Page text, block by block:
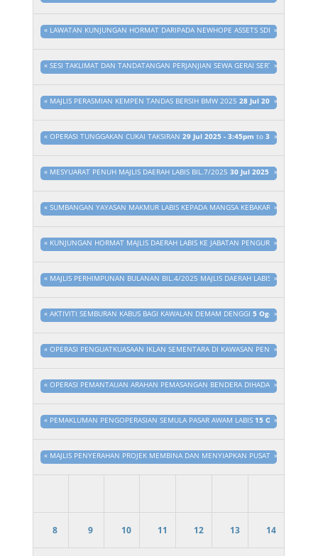
« LAWATAN KUNJUNGAN HORMAT DARIPADA NEWHOPE ASSETS SDN. BHD. KE
»
« SESI TAKLIMAT DAN TANDATANGAN PERJANJIAN SEWA GERAI SERTA
»
« MAJLIS PERASMIAN KEMPEN TANDAS BERSIH BMW 202528 Jul 2025 - 3:45pm
»
« OPERASI TUNGGAKAN CUKAI TAKSIRAN29 Jul 2025 - 3:45pm to31 Dis 2025 -
»
« MESYUARAT PENUH MAJLIS DAERAH LABIS BIL.7/202530 Jul 2025 - 3:45pm
»
« SUMBANGAN YAYASAN MAKMUR LABIS KEPADA MANGSA KEBAKARAN
»
« KUNJUNGAN HORMAT MAJLIS DAERAH LABIS KE JABATAN PENGURUSAN SISA
»
« MAJLIS PERHIMPUNAN BULANAN BIL.4/2025 MAJLIS DAERAH LABIS 4 Ogo 2025
»
« AKTIVITI SEMBURAN KABUS BAGI KAWALAN DEMAM DENGGI5 Ogo 2025 -
»
« OPERASI PENGUATKUASAAN IKLAN SEMENTARA DI KAWASAN PENTADBIRAN
»
« OPERASI PEMANTAUAN ARAHAN PEMASANGAN BENDERA DIHADAPAN
»
« PEMAKLUMAN PENGOPERASIAN SEMULA PASAR AWAM LABIS 15 Ogo 2025 -
»
« MAJLIS PENYERAHAN PROJEK MEMBINA DAN MENYIAPKAN PUSAT KOMUNITI
»
8 9 10 11 12 13 14